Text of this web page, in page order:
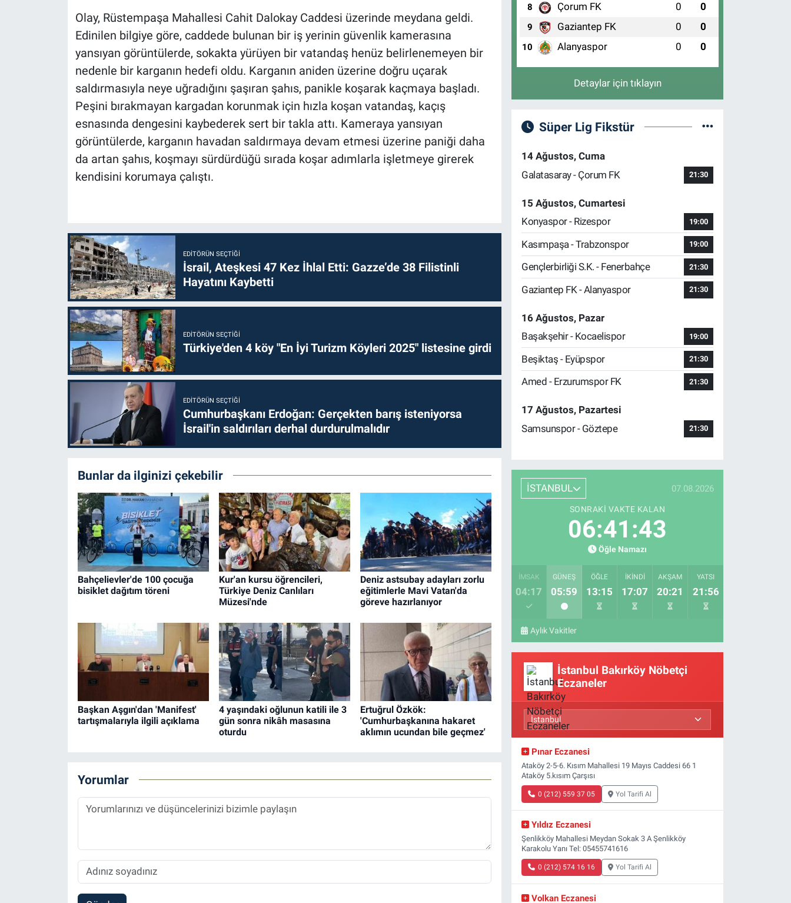
Olay, Rüstempaşa Mahallesi Cahit Dalokay Caddesi üzerinde meydana geldi.
Edinilen bilgiye göre, caddede bulunan bir iş yerinin güvenlik kamerasına
yansıyan görüntülerde, sokakta yürüyen bir vatandaş henüz belirlenemeyen bir
nedenle bir karganın hedefi oldu. Karganın aniden üzerine doğru uçarak
saldırmasıyla neye uğradığını şaşıran şahıs, panikle koşarak kaçmaya başladı.
Peşini bırakmayan kargadan korunmak için hızla koşan vatandaş, kaçış
esnasında dengesini kaybederek sert bir takla attı. Kameraya yansıyan
görüntülerde, karganın havadan saldırmaya devam etmesi üzerine paniği daha
da artan şahıs, koşmayı sürdürdüğü sırada koşar adımlarla işletmeye girerek
kendisini korumaya çalıştı.
EDITÖRÜN SEÇTIĞI
İsrail, Ateşkesi 47 Kez İhlal Etti: Gazze’de 38 Filistinli
Hayatını Kaybetti
EDITÖRÜN SEÇTIĞI
Türkiye'den 4 köy "En İyi Turizm Köyleri 2025" listesine girdi
EDITÖRÜN SEÇTIĞI
Cumhurbaşkanı Erdoğan: Gerçekten barış isteniyorsa
İsrail'in saldırıları derhal durdurulmalıdır
Bunlar da ilginizi çekebilir
Bahçelievler'de 100 çocuğa
bisiklet dağıtım töreni
Kur'an kursu öğrencileri,
Türkiye Deniz Canlıları
Müzesi'nde
Deniz astsubay adayları zorlu
eğitimlerle Mavi Vatan'da
göreve hazırlanıyor
Başkan Aşgın'dan 'Manifest'
tartışmalarıyla ilgili açıklama
4 yaşındaki oğlunun katili ile 3
gün sonra nikâh masasına
oturdu
Ertuğrul Özkök:
'Cumhurbaşkanına hakaret
aklımın ucundan bile geçmez'
Yorumlar
8 Çorum FK 0 0
9 Gaziantep FK 0 0
10 Alanyaspor 0 0
Detaylar için tıklayın
Süper Lig Fikstür
14 Ağustos, Cuma
Galatasaray - Çorum FK
21:30
15 Ağustos, Cumartesi
Konyaspor - Rizespor
19:00
Kasımpaşa - Trabzonspor 19:00
Gençlerbirliği S.K. - Fenerbahçe 21:30
Gaziantep FK - Alanyaspor 21:30
16 Ağustos, Pazar
Başakşehir - Kocaelispor
19:00
Beşiktaş - Eyüpspor 21:30
Amed - Erzurumspor FK 21:30
17 Ağustos, Pazartesi
Samsunspor - Göztepe
21:30
İSTANBUL 07.08.2026
SONRAKI VAKTE KALAN
06:41:42
Öğle Namazı
İMSAK
04:17
GÜNEŞ
05:59
ÖĞLE
13:15
İKINDI
17:07
AKŞAM
20:21
YATSI
21:56
Aylık Vakitler
İstanbul Bakırköy Nöbetçi
Eczaneler
Pınar Eczanesi
Ataköy 2-5-6. Kısım Mahallesi 19 Mayıs Caddesi 66 1
Ataköy 5.kısım Çarşısı
0 (212) 559 37 05 Yol Tarifi Al
Yıldız Eczanesi
Şenlikköy Mahallesi Meydan Sokak 3 A Şenlikköy
Karakolu Yanı Tel: 05455741616
0 (212) 574 16 16 Yol Tarifi Al
Volkan Eczanesi